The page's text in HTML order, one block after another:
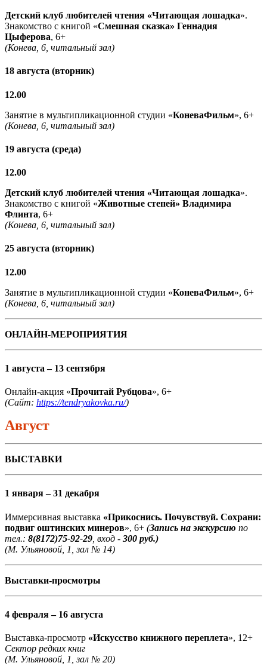
Детский клуб любителей чтения «Читающая лошадка».
Знакомство с книгой «Смешная сказка» Геннадия
Цыферова, 6+
(Конева, 6, читальный зал)
18 августа (вторник)
12.00
Занятие в мультипликационной студии «КоневаФильм», 6+
(Конева, 6, читальный зал)
19 августа (среда)
12.00
Детский клуб любителей чтения «Читающая лошадка».
Знакомство с книгой «Животные степей» Владимира
Флинта, 6+
(Конева, 6, читальный зал)
25 августа (вторник)
12.00
Занятие в мультипликационной студии «КоневаФильм», 6+
(Конева, 6, читальный зал)
ОНЛАЙН-МЕРОПРИЯТИЯ
1 августа – 13 сентября
Онлайн-акция «Прочитай Рубцова», 6+
(Сайт: https://tendryakovka.ru/)
Август
ВЫСТАВКИ
1 января – 31 декабря
Иммерсивная выставка «Прикоснись. Почувствуй. Сохрани:
подвиг оштинских минеров», 6+ (Запись на экскурсию по
тел.: 8(8172)75-92-29 , вход - 300 руб.)
(М. Ульяновой, 1, зал № 14)
Выставки-просмотры
4 февраля – 16 августа
Выставка-просмотр «Искусство книжного переплета», 12+
Сектор редких книг
(М. Ульяновой, 1, зал № 20)